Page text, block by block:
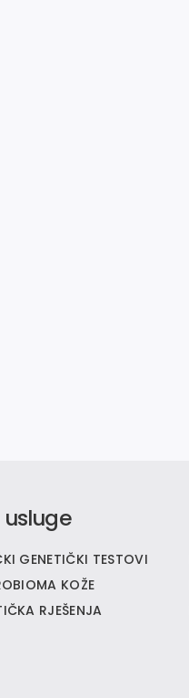
GENETIČKI TESTOVI
KOŽE
RJEŠENJA